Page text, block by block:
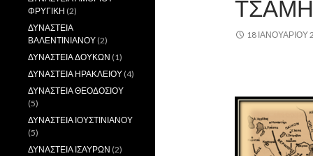
18 ΙΑΝΟΥΑΡΊΟΥ
ΦΡΥΓΙΚΗ (2)
ΔΥΝΑΣΤΕΙΑ
ΒΑΛΕΝΤΙΝΙΑΝΟΥ (2)
ΔΥΝΑΣΤΕΙΑ ΔΟΥΚΩΝ (1)
ΔΥΝΑΣΤΕΙΑ ΗΡΑΚΛΕΙΟΥ (4)
ΔΥΝΑΣΤΕΙΑ ΘΕΟΔΟΣΙΟΥ
(5)
ΔΥΝΑΣΤΕΙΑ ΙΟΥΣΤΙΝΙΑΝΟΥ
(5)
ΔΥΝΑΣΤΕΙΑ ΙΣΑΥΡΩΝ (2)